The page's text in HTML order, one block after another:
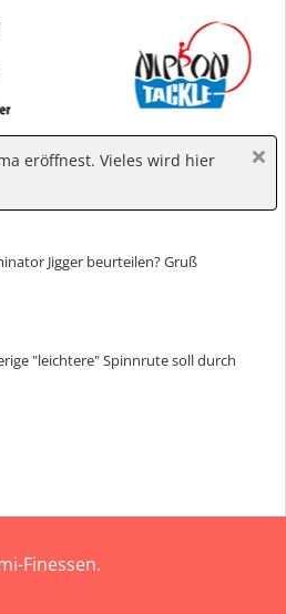
eröffnest. Vieles wird hier
Jigger beurteilen? Gruß
"leichtere" Spinnrute soll durch
Finessen.